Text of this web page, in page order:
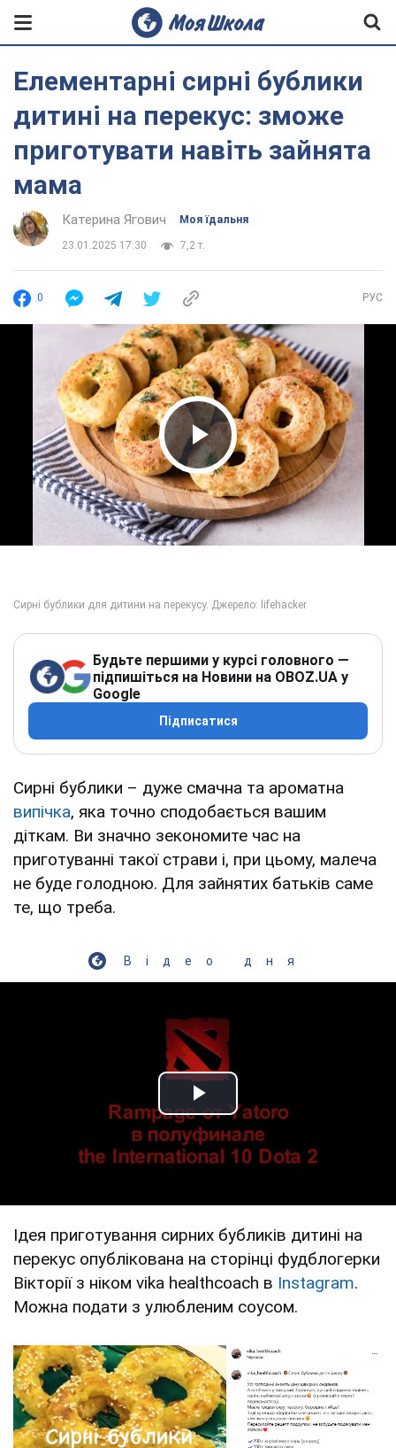
Елементарні сирні бублики
дитині на перекус: зможе
приготувати навіть зайнята
мама
Катерина Ягович Моя їдальня
23.01.2025 17:30 7,2 т.
0 РУС
Play Video
Будьте першими у курсі головного —
підпишіться на Новини на OBOZ.UA у
Google
Підписатися
Сирні бублики – дуже смачна та ароматна
випічка, яка точно сподобається вашим
діткам. Ви значно зекономите час на
приготуванні такої страви і, при цьому, малеча
не буде голодною. Для зайнятих батьків саме
те, що треба.
Відео дня
Play Video
Ідея приготування сирних бубликів дитині на
перекус опублікована на сторінці фудблогерки
Вікторії з ніком vika healthcoach в Instagram.
Можна подати з улюбленим соусом.